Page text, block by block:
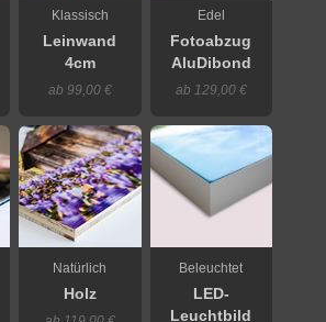
Klassisch
Leinwand
4cm
ab 99,00 €
Edel
Fotoabzug
AluDibond
ab 129,00 €
Natürlich
Holz
Beleuchtet
LED-
Leuchtbild